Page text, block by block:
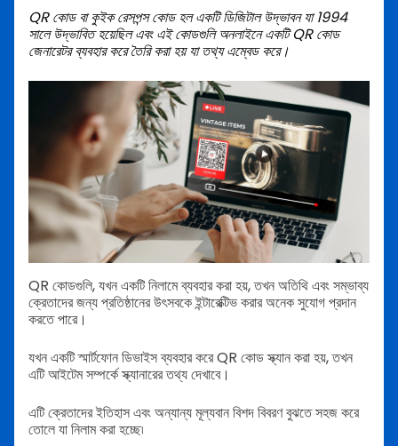
QR কোড বা কুইক রেসপন্স কোড হল একটি ডিজিটাল উদ্ভাবন যা 1994
সালে উদ্ভাবিত হয়েছিল এবং এই কোডগুলি অনলাইনে একটি QR কোড
জেনারেটর ব্যবহার করে তৈরি করা হয় যা তথ্য এম্বেড করে।
QR কোডগুলি, যখন একটি নিলামে ব্যবহার করা হয়, তখন অতিথি এবং সম্ভাব্য
ক্রেতাদের জন্য প্রতিষ্ঠানের উৎসবকে ইন্টারেক্টিভ করার অনেক সুযোগ প্রদান
করতে পারে।
যখন একটি স্মার্টফোন ডিভাইস ব্যবহার করে QR কোড স্ক্যান করা হয়, তখন
এটি আইটেম সম্পর্কে স্ক্যানারের তথ্য দেখাবে।
এটি ক্রেতাদের ইতিহাস এবং অন্যান্য মূল্যবান বিশদ বিবরণ বুঝতে সহজ করে
তোলে যা নিলাম করা হচ্ছে৷